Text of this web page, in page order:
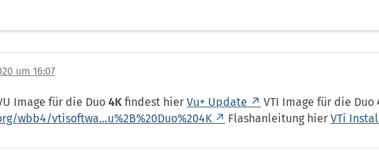
um 16:07
Image für die Duo 4K findest hier Vu+ Update VTI Image für die Duo
wbb4/vtisoftwa…u%2B%20Duo%204K
Flashanleitung hier VTi